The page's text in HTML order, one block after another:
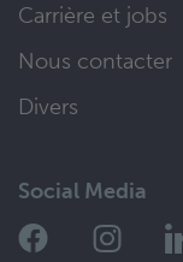
Carrière et jobs
Nous contacter
Divers
Social Media